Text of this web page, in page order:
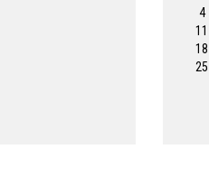
4
11
18
25